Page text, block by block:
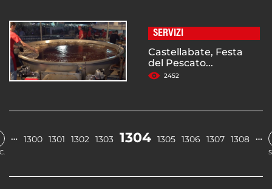
SERVIZI
Castellabate, Festa
del Pescato...
2452
… 1300 1301 1302 1303 1304 1305 1306 1307 1308 …